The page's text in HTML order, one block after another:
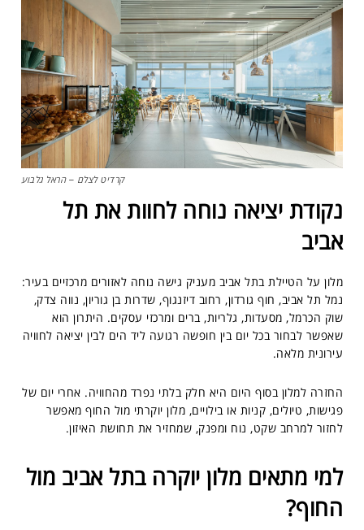
קרדיט לצלם – הראל גלבוע
נקודת יציאה נוחה לחוות את תל
אביב
מלון על הטיילת בתל אביב מעניק גישה נוחה לאזורים מרכזיים בעיר:
נמל תל אביב, חוף גורדון, רחוב דיזנגוף, שדרות בן גוריון, נווה צדק,
שוק הכרמל, מסעדות, גלריות, ברים ומרכזי עסקים. היתרון הוא
שאפשר לבחור בכל יום בין חופשה רגועה ליד הים לבין יציאה לחוויה
עירונית מלאה.
החזרה למלון בסוף היום היא חלק בלתי נפרד מהחוויה. אחרי יום של
פגישות, טיולים, קניות או בילויים, מלון יוקרתי מול החוף מאפשר
לחזור למרחב שקט, נוח ומפנק, שמחזיר את תחושת האיזון.
למי מתאים מלון יוקרה בתל אביב מול
החוף?